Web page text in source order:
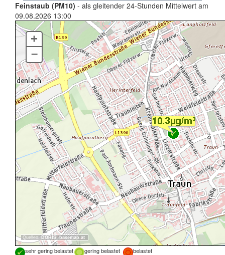
Feinstaub (PM10) - als gleitender 24-Stunden Mittelwert am
09.08.2026 13:00
Quellen: DORIS, basemap.at
+
–
sehr gering belastet gering belastet
belastet